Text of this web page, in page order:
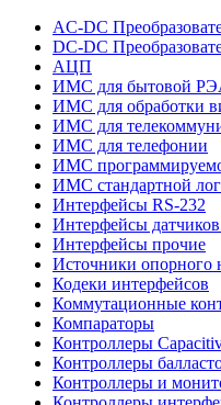
AC-DC
DC-DC
АЦП
ИМС для бытовой
ИМС для обработки
ИМС для
ИМС для телефонии
ИМС
ИМС стандартной
Интерфейсы RS-232
Интерфейсы датчиков
Интерфейсы прочие
Источники опорного
Кодеки интерфейсов
Коммутационные
Компараторы
Контроллеры
Контроллеры
Контроллеры и